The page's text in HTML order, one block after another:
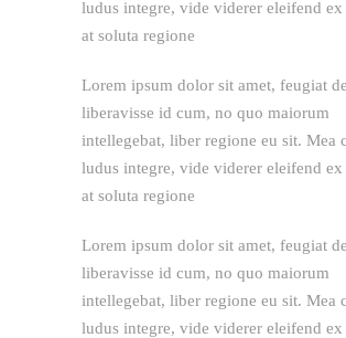
ludus integre, vide viderer eleifend ex
at soluta regione
Lorem ipsum dolor sit amet, feugiat
liberavisse id cum, no quo maiorum
intellegebat, liber regione eu sit. Mea
ludus integre, vide viderer eleifend ex
at soluta regione
Lorem ipsum dolor sit amet, feugiat
liberavisse id cum, no quo maiorum
intellegebat, liber regione eu sit. Mea
ludus integre, vide viderer eleifend ex